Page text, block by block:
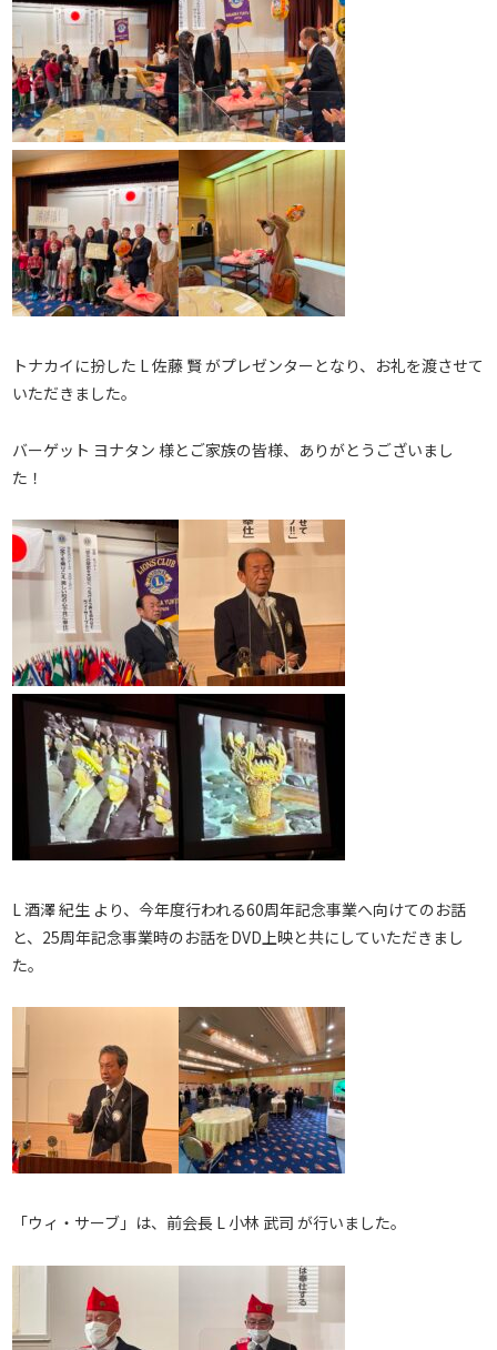
トナカイに扮した L 佐藤 賢 がプレゼンターとなり、お礼を渡させて
いただきました。
バーゲット ヨナタン 様とご家族の皆様、ありがとうございまし
た！
L 酒澤 紀生 より、今年度行われる60周年記念事業へ向けてのお話
と、25周年記念事業時のお話をDVD上映と共にしていただきまし
た。
「ウィ・サーブ」は、前会長 L 小林 武司 が行いました。